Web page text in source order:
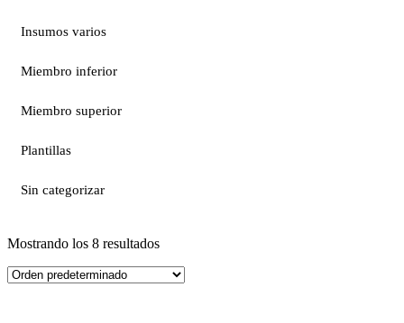
Insumos varios
Miembro inferior
Miembro superior
Plantillas
Sin categorizar
Mostrando los 8 resultados